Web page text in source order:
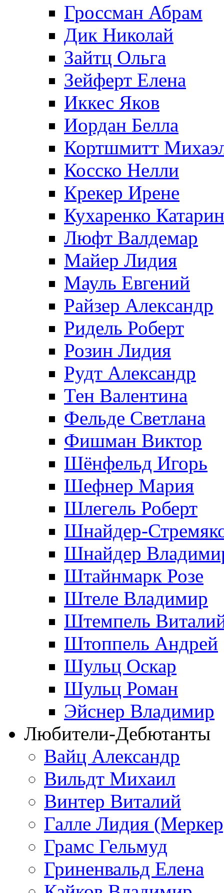
Гроссман Абрам
Дик Николай
Зайтц Ольга
Зейферт Елена
Иккес Яков
Иордан Белла
Кортшмитт
Косско Нелли
Крекер Ирене
Кухаренко
Люфт Валдемaр
Майер Лидия
Мауль Евгений
Райзер Александр
Ридель Роберт
Розин Лидия
Рудт Александр
Тен Валентина
Фельде Светлана
Фишман Виктор
Шёнфельд Игорь
Шефнер Мария
Шлегель Роберт
Шнайдер-
Шнайдер
Штайнмарк Розe
Штеле Владимир
Штемпель
Штоппель Андрей
Шульц Оскар
Шульц Роман
Эйснер Владимир
Любители-Дебютанты
Вайц Александр
Вильдт Михаил
Винтер Виталий
Галле Лидия
Грамс Гельмуд
Гриненвальд Елена